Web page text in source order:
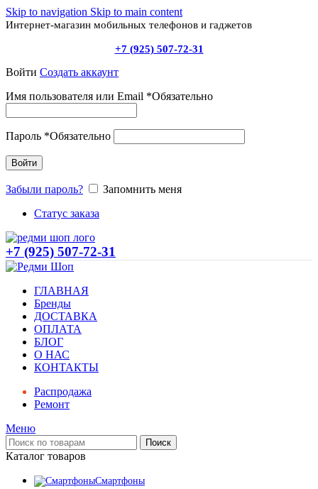
Skip to navigation Skip to main content
Интернет-магазин мобильных телефонов и гаджетов
+7 (925) 507-72-31
Войти Создать аккаунт
Имя пользователя или Email *Обязательно
Пароль *Обязательно
Войти
Забыли пароль?
Запомнить меня
Статус заказа
+7 (925) 507-72-31
ГЛАВНАЯ
Бренды
ДОСТАВКА
ОПЛАТА
БЛОГ
О НАС
КОНТАКТЫ
Распродажа
Ремонт
Меню
Поиск
Каталог товаров
Смартфоны